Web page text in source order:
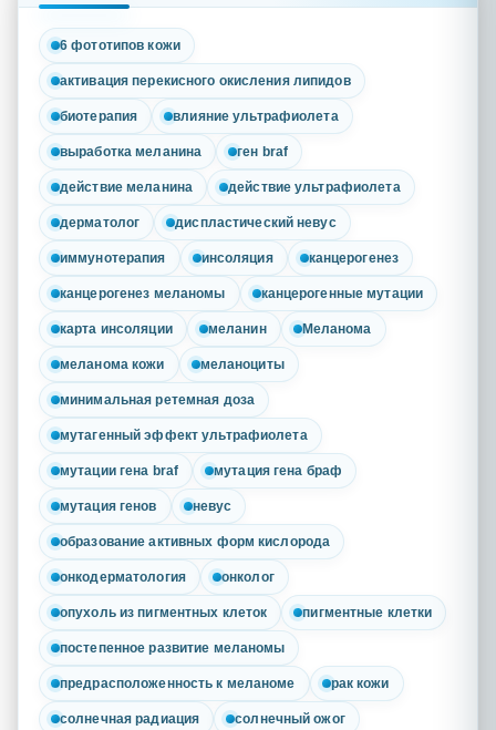
6 фототипов кожи
активация перекисного окисления липидов
биотерапия влияние ультрафиолета
выработка меланина ген braf
действие меланина действие ультрафиолета
дерматолог диспластический невус
иммунотерапия инсоляция канцерогенез
канцерогенез меланомы канцерогенные мутации
карта инсоляции меланин Меланома
меланома кожи меланоциты
минимальная ретемная доза
мутагенный эффект ультрафиолета
мутации гена braf мутация гена браф
мутация генов невус
образование активных форм кислорода
онкодерматология онколог
опухоль из пигментных клеток пигментные клетки
постепенное развитие меланомы
предрасположенность к меланоме рак кожи
солнечная радиация солнечный ожог